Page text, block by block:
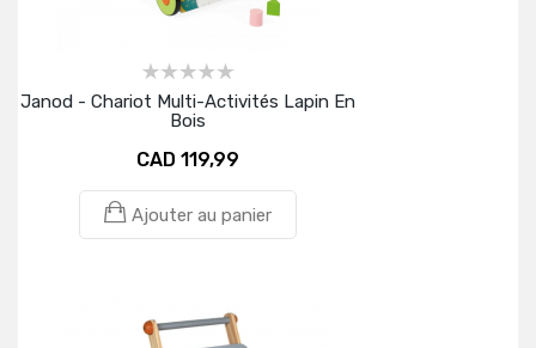
Janod - Chariot Multi-Activités Lapin En
Bois
CAD 119,99
Ajouter au panier